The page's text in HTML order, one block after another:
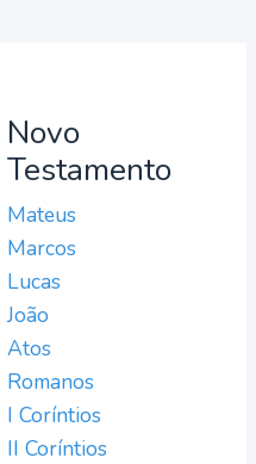
Novo
Testamento
Mateus
Marcos
Lucas
João
Atos
Romanos
I Coríntios
II Coríntios